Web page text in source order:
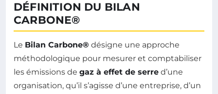
DÉFINITION DU BILAN
CARBONE®
Le Bilan Carbone® désigne une approche
méthodologique pour mesurer et comptabiliser
les émissions de gaz à effet de serre d’une
organisation, qu’il s’agisse d’une entreprise, d’un